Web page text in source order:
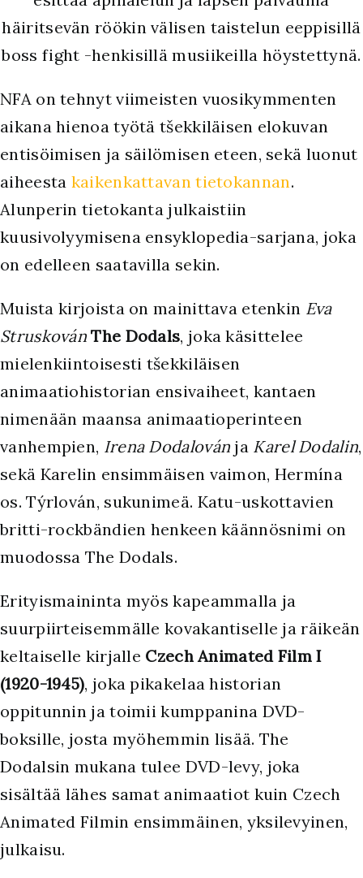
häiritsevän röökin välisen taistelun eeppisillä
boss fight -henkisillä musiikeilla höystettynä.
NFA on tehnyt viimeisten vuosikymmenten
aikana hienoa työtä tšekkiläisen elokuvan
entisöimisen ja säilömisen eteen, sekä luonut
aiheesta kaikenkattavan tietokannan.
Alunperin tietokanta julkaistiin
kuusivolyymisena ensyklopedia-sarjana, joka
on edelleen saatavilla sekin.
Muista kirjoista on mainittava etenkin Eva
Struskován The Dodals, joka käsittelee
mielenkiintoisesti tšekkiläisen
animaatiohistorian ensivaiheet, kantaen
nimenään maansa animaatioperinteen
vanhempien, Irena Dodalován ja Karel Dodalin,
sekä Karelin ensimmäisen vaimon, Hermína
os. Týrlován, sukunimeä. Katu-uskottavien
britti-rockbändien henkeen käännösnimi on
muodossa The Dodals.
Erityismaininta myös kapeammalla ja
suurpiirteisemmälle kovakantiselle ja räikeän
keltaiselle kirjalle Czech Animated Film I
(1920-1945), joka pikakelaa historian
oppitunnin ja toimii kumppanina DVD-
boksille, josta myöhemmin lisää. The
Dodalsin mukana tulee DVD-levy, joka
sisältää lähes samat animaatiot kuin Czech
Animated Filmin ensimmäinen, yksilevyinen,
julkaisu.